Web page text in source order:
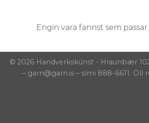
Engin vara fannst sem passar
© 2026 Handverkskúnst - Hraunbær
– garn@garn.is – sími 888-6611. Öll